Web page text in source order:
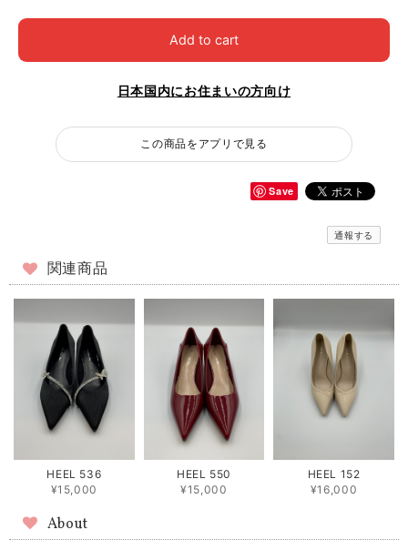
Add to cart
日本国内にお住まいの方向け
この商品をアプリで見る
Save
通報する
関連商品
HEEL 536
¥15,000
HEEL 550
¥15,000
HEEL 152
¥16,000
About